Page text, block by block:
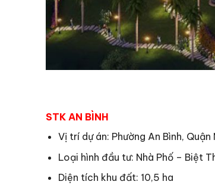
STK AN BÌNH
Vị trí dự án: Phường An Bình, Quận
Loại hình đầu tư: Nhà Phố – Biệt
Diện tích khu đất: 10,5 ha